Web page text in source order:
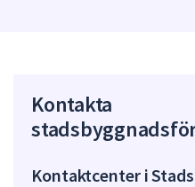
Kontakta
Kontaktcenter i